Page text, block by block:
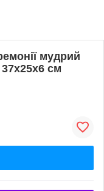
мудрий
см